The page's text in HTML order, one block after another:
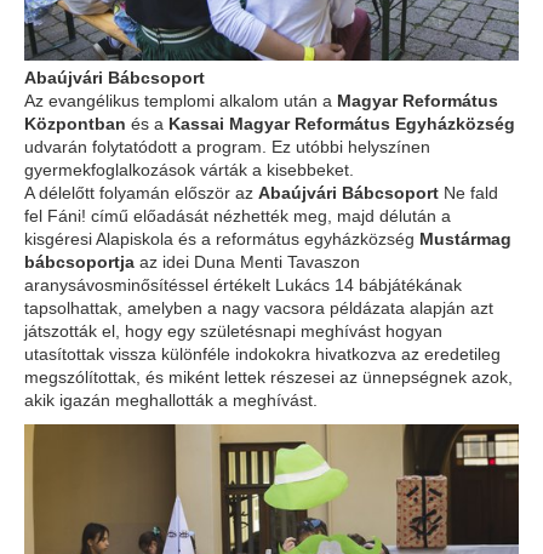
Abaújvári Bábcsoport
Az evangélikus templomi alkalom után a Magyar Református
Központban és a Kassai Magyar Református Egyházközség
udvarán folytatódott a program. Ez utóbbi helyszínen
gyermekfoglalkozások várták a kisebbeket.
A délelőtt folyamán először az Abaújvári Bábcsoport Ne fald
fel Fáni! című előadását nézhették meg, majd délután a
kisgéresi Alapiskola és a református egyházközség Mustármag
bábcsoportja az idei Duna Menti Tavaszon
aranysávosminősítéssel értékelt Lukács 14 bábjátékának
tapsolhattak, amelyben a nagy vacsora példázata alapján azt
játszották el, hogy egy születésnapi meghívást hogyan
utasítottak vissza különféle indokokra hivatkozva az eredetileg
megszólítottak, és miként lettek részesei az ünnepségnek azok,
akik igazán meghallották a meghívást.